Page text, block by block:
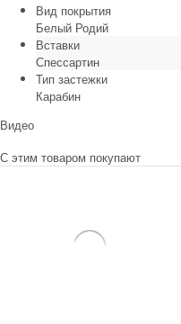
Вид покрытия
Белый Родий
Вставки
Спессартин
Тип застежки
Карабин
Видео
С этим товаром покупают